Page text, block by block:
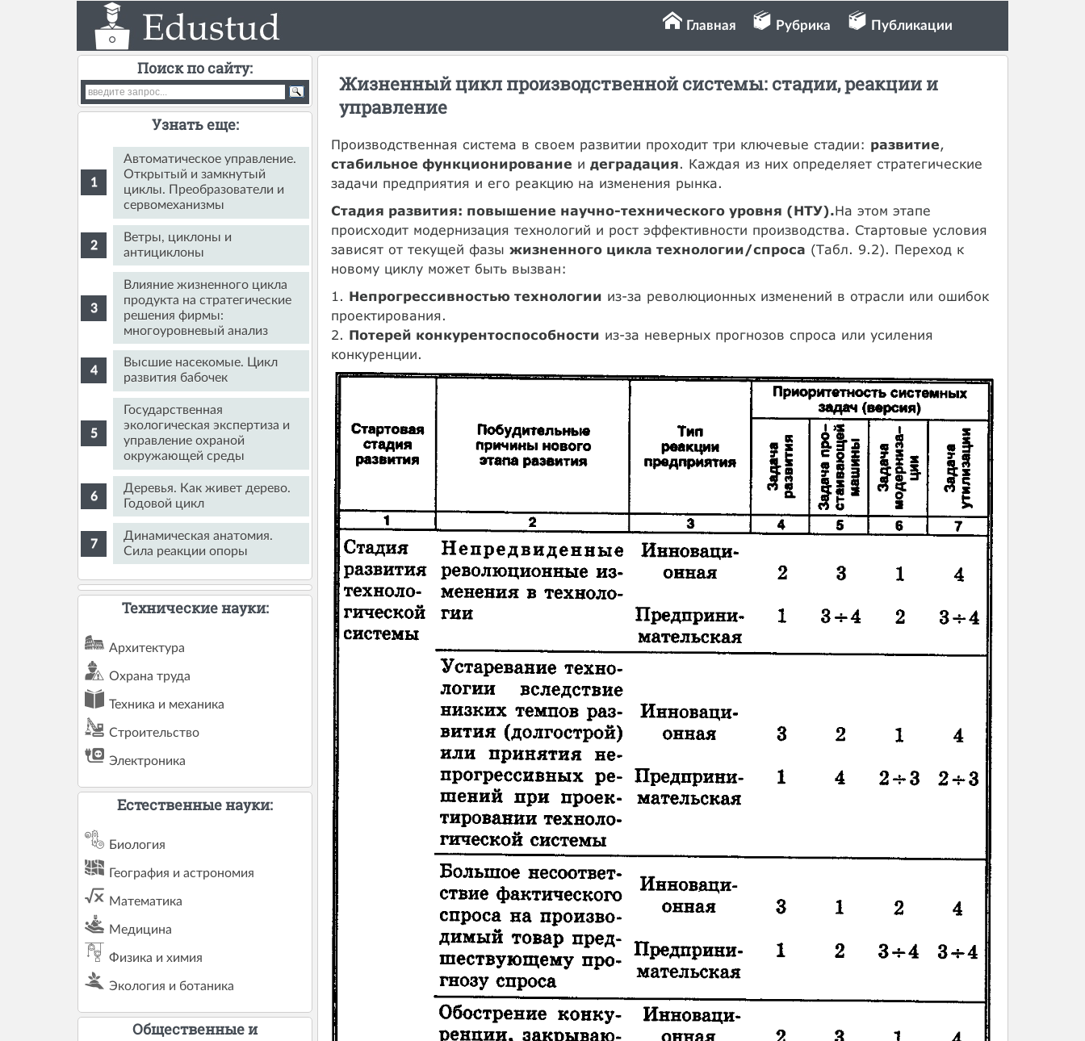
Главная Рубрика Публикации
Жизненный цикл производственной системы: стадии, реакции и
управление
Производственная система в своем развитии проходит три ключевые стадии: развитие,
стабильное функционирование и деградация. Каждая из них определяет стратегические
задачи предприятия и его реакцию на изменения рынка.
Стадия развития: повышение научно-технического уровня (НТУ).На этом этапе
происходит модернизация технологий и рост эффективности производства. Стартовые условия
зависят от текущей фазы жизненного цикла технологии/спроса (Табл. 9.2). Переход к
новому циклу может быть вызван:
1. Непрогрессивностью технологии из-за революционных изменений в отрасли или ошибок
проектирования.
2. Потерей конкурентоспособности из-за неверных прогнозов спроса или усиления
конкуренции.
Поиск по сайту:
Узнать еще:
Автоматическое управление.
Открытый и замкнутый
циклы. Преобразователи и
сервомеханизмы
Ветры, циклоны и
антициклоны
Влияние жизненного цикла
продукта на стратегические
решения фирмы:
многоуровневый анализ
Высшие насекомые. Цикл
развития бабочек
Государственная
экологическая экспертиза и
управление охраной
окружающей среды
Деревья. Как живет дерево.
Годовой цикл
Динамическая анатомия.
Сила реакции опоры
Технические науки:
Архитектура
Охрана труда
Техника и механика
Строительство
Электроника
Естественные науки:
Биология
География и астрономия
Математика
Медицина
Физика и химия
Экология и ботаника
Общественные и